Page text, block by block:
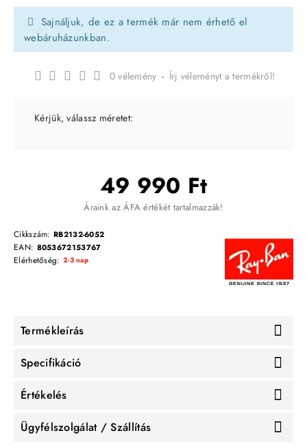
Sajnáljuk, de ez a termék már nem érhető el
webáruházunkban.
0 vélemény - Írj véleményt a termékről!
49 990 Ft
Áraink az ÁFA értékét tartalmazzák!
Cikkszám: RB2132-6052
EAN: 8053672153767
Elérhetőség: 2-3 nap
Kérjük, válassz méretet:
Termékleírás
Specifikáció
Értékelés
Ügyfélszolgálat / Szállítás